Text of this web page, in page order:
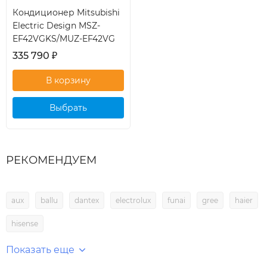
Кондиционер Mitsubishi
Electric Design MSZ-
EF42VGKS/MUZ-EF42VG
335 790 ₽
Выбрать
РЕКОМЕНДУЕМ
aux ballu dantex electrolux funai gree haier
hisense
Показать еще